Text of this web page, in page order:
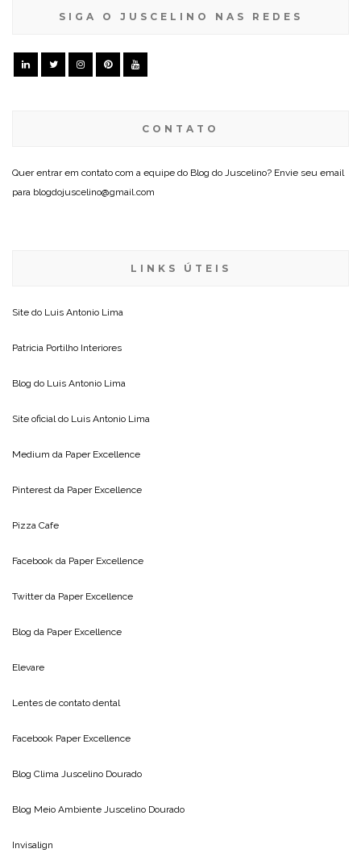
SIGA O JUSCELINO NAS REDES
CONTATO
Quer entrar em contato com a equipe do Blog do Juscelino? Envie seu email
para blogdojuscelino@gmail.com
LINKS ÚTEIS
Site do Luis Antonio Lima
Patricia Portilho Interiores
Blog do Luis Antonio Lima
Site oficial do Luis Antonio Lima
Medium da Paper Excellence
Pinterest da Paper Excellence
Pizza Cafe
Facebook da Paper Excellence
Twitter da Paper Excellence
Blog da Paper Excellence
Elevare
Lentes de contato dental
Facebook Paper Excellence
Blog Clima Juscelino Dourado
Blog Meio Ambiente Juscelino Dourado
Invisalign